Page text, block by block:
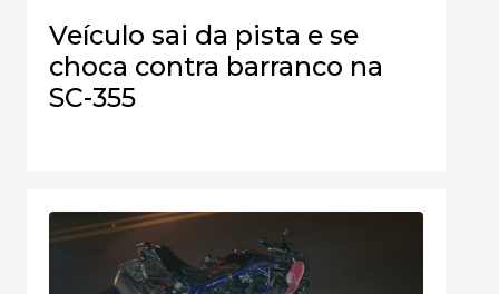
Veículo sai da pista e se
choca contra barranco na
SC-355